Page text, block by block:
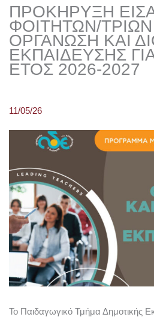
ΠΡΟΚΗΡΥΞΗ
ΦΟΙΤΗΤΩΝ/
ΟΡΓΑΝΩΣΗ ΚΑΙ
ΕΚΠΑΙΔΕΥΣΗΣ
ΕΤΟΣ 2026-2027
11/05/26
Το Παιδαγωγικό Τμήμα Δημοτικής